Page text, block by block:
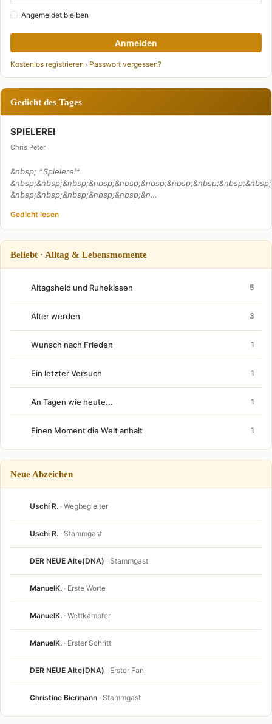
Angemeldet bleiben
Anmelden
Kostenlos registrieren · Passwort vergessen?
Gedicht des Tages
SPIELEREI
Chris Peter
&nbsp; *Spielerei*
&nbsp;&nbsp;&nbsp;&nbsp;&nbsp;&n…
Gedicht lesen
Beliebt · Alltag & Lebensmomente
Altagsheld und Ruhekissen 5
Älter werden 3
Wunsch nach Frieden 1
Ein letzter Versuch 1
An Tagen wie heute... 1
Einen Moment die Welt anhalt 1
Neue Abzeichen
Uschi R. · Wegbegleiter
Uschi R. · Stammgast
DER NEUE Alte(DNA) · Stammgast
ManuelK. · Erste Worte
ManuelK. · Wettkämpfer
ManuelK. · Erster Schritt
DER NEUE Alte(DNA) · Erster Fan
Christine Biermann · Stammgast